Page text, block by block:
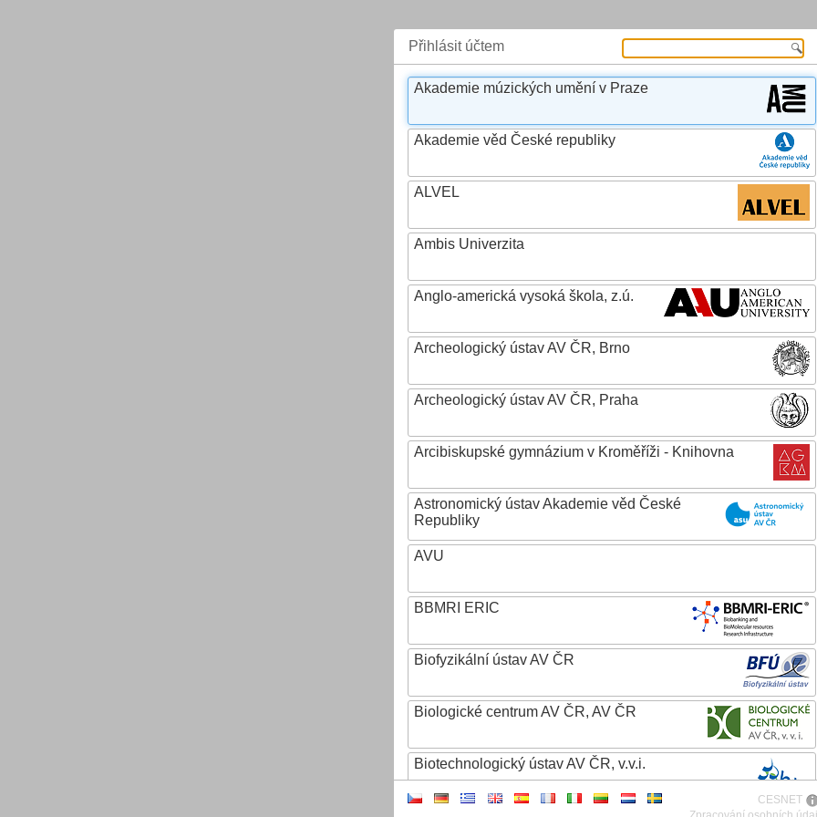
Přihlásit účtem
Akademie múzických umění v Praze
Akademie věd České republiky
ALVEL
Ambis Univerzita
Anglo-americká vysoká škola, z.ú.
Archeologický ústav AV ČR, Brno
Archeologický ústav AV ČR, Praha
Arcibiskupské gymnázium v Kroměříži - Knihovna
Astronomický ústav Akademie věd České
Republiky
AVU
BBMRI ERIC
Biofyzikální ústav AV ČR
Biologické centrum AV ČR, AV ČR
Biotechnologický ústav AV ČR, v.v.i.
CESNET